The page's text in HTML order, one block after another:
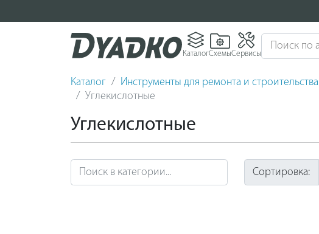
КаталогСхемыСервисы
Каталог Инструменты для ремонта и строительства
Углекислотные
Углекислотные
Сортировка: